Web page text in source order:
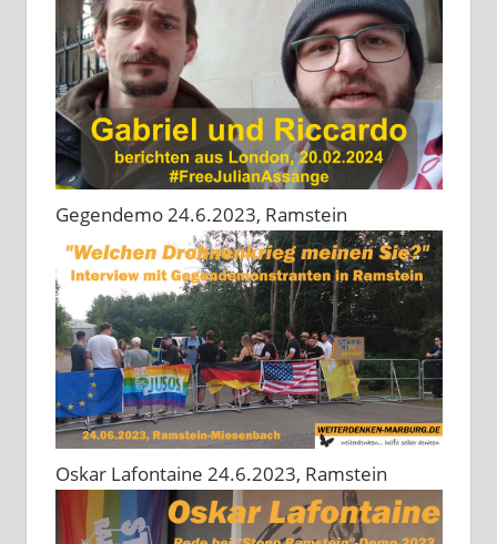
Gegendemo 24.6.2023, Ramstein
Oskar Lafontaine 24.6.2023, Ramstein